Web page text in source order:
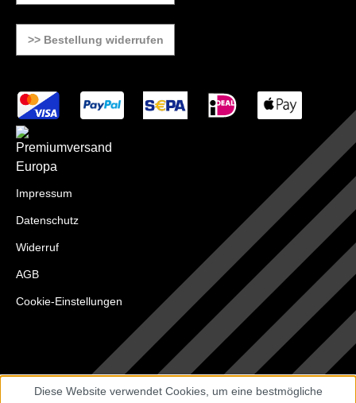
>> Bestellung widerrufen
Impressum
Datenschutz
Widerruf
AGB
Cookie-Einstellungen
Diese Website verwendet Cookies, um eine bestmögliche